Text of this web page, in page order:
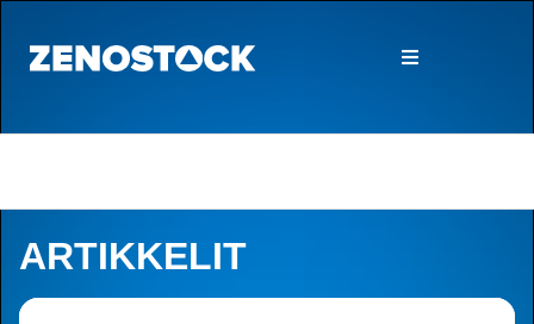
ARTIKKELIT